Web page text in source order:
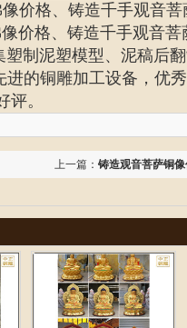
价格、铸造千手观音菩
价格、 铸造千手观音菩
制泥塑模型、泥稿后
的铜雕加工设备，优
。
上一篇： 铸造观音菩萨铜